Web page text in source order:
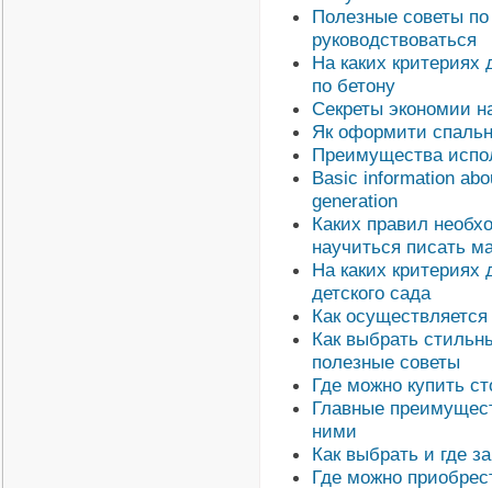
Полезные советы
руководствоваться
На каких
по бетону
Секреты экономии
Як оформити
Преимущества
Basic information
generation
Каких правил
научиться писать
На каких
детского сада
Как
Как выбрать
полезные советы
Где можно купить
Главные
ними
Как выбрать и где
Где можно